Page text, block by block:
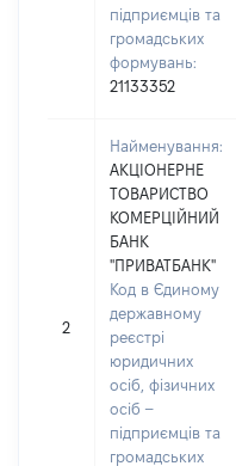
підприємців та
громадських
формувань:
21133352
2
Найменування:
АКЦІОНЕРНЕ
ТОВАРИСТВО
КОМЕРЦІЙНИЙ
БАНК
"ПРИВАТБАНК"
Код в Єдиному
державному
реєстрі
юридичних
осіб, фізичних
осіб –
підприємців та
громадських